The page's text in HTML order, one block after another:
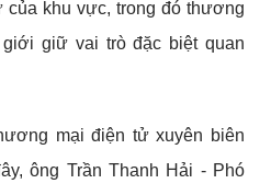
của khu vực, trong đó thương
giữ vai trò đặc biệt quan
mại điện tử xuyên biên
ông Trần Thanh Hải - Phó